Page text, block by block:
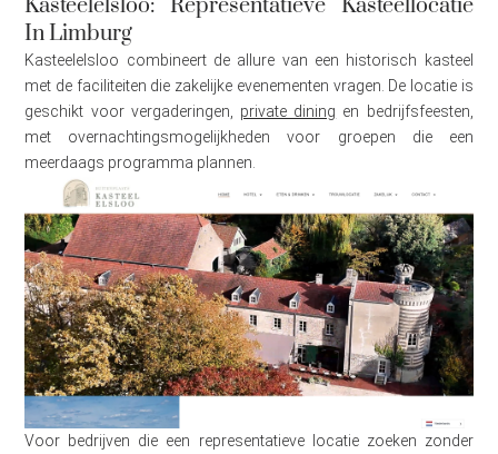
Kasteelelsloo: Representatieve Kasteellocatie
In Limburg
Kasteelelsloo combineert de allure van een historisch kasteel
met de faciliteiten die zakelijke evenementen vragen. De locatie is
geschikt voor vergaderingen, private dining en bedrijfsfeesten,
met overnachtingsmogelijkheden voor groepen die een
meerdaags programma plannen.
Voor bedrijven die een representatieve locatie zoeken zonder